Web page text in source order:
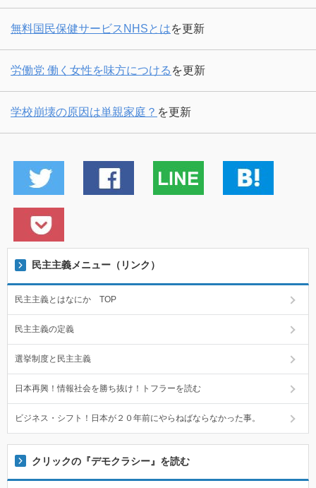
無料国民保健サービスNHSとはを更新
労働党 働く女性を味方につける を更新
学校崩壊の原因は単親家庭？ を更新
民主主義メニュー（リンク）
民主主義とはなにか TOP
民主主義の定義
選挙制度と民主主義
日本再興！情報社会を勝ち抜け！トフラーを読む
ビジネス・シフト！日本が２０年前にやらねばならなかった事。
クリックの『デモクラシー』を読む